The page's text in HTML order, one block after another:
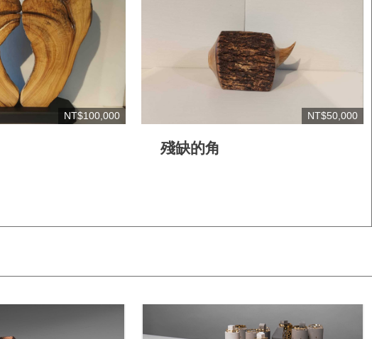
NT$100,000 NT$50,000
殘缺的角